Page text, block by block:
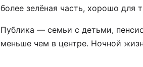
более зелёная часть, хорошо для
Публика — семьи с детьми,
меньше чем в центре. Ночной